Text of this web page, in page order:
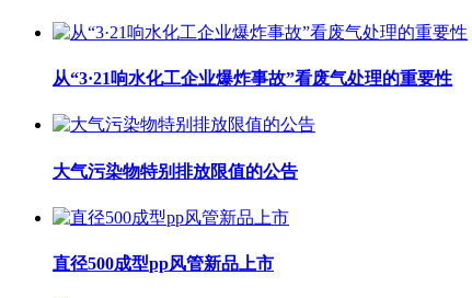
从“3·21响水化工企业爆炸事故”看废气处理的重要性
大气污染物特别排放限值的公告
直径500成型pp风管新品上市